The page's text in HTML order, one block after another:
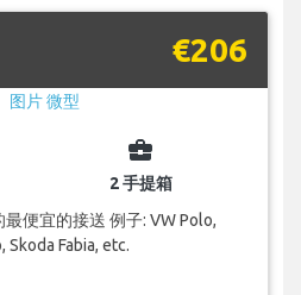
€206
business_center
2 手提箱
便宜的接送 例子: VW Polo,
Skoda Fabia, etc.